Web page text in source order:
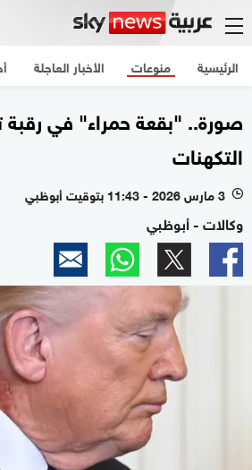
الرئيسية الأخبار العاجلة منوعات
صورة.. "بقعة حمراء" في رقبة
التكهنات
l 3 مارس 2026 - 11:43 بتوقيت أبوظبي
وكالات - أبوظبي